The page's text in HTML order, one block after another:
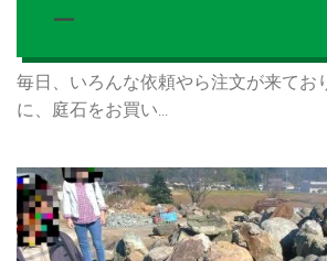
ー
毎日、いろんな依頼やら注文が来てお
に、庭石をお買い...